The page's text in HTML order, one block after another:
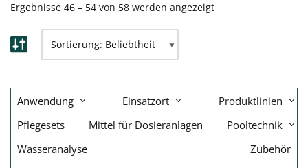
Ergebnisse 46 – 54 von 58 werden angezeigt
Anwendung Einsatzort
Produktlinien
Pflegesets
Mittel für Dosieranlagen
Pooltechnik
Wasseranalyse
Zubehör